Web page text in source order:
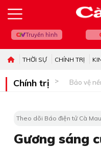
Truyền hình
THỜI SỰ CHÍNH TRỊ
Chính trị Bảo vệ
Theo dõi Báo điện tử Cà
Gương sáng